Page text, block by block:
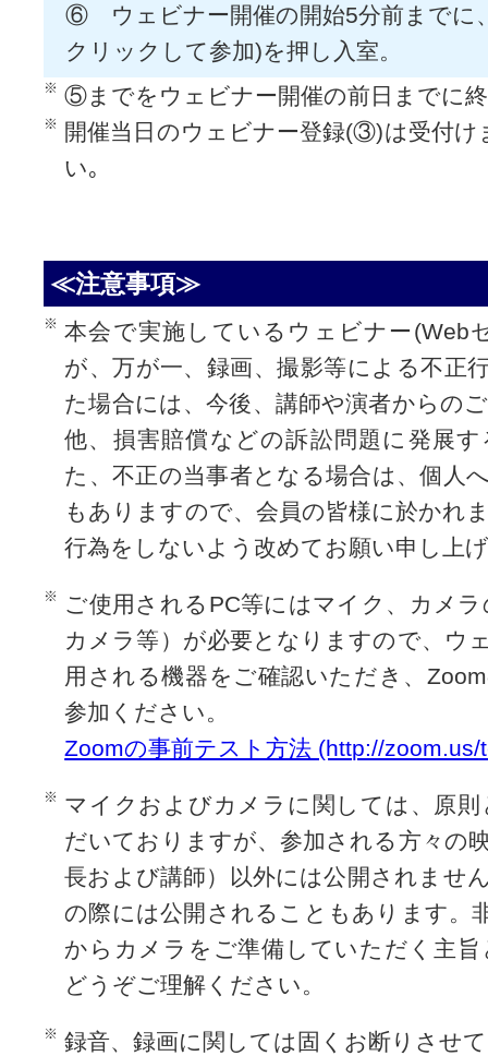
⑥ ウェビナー開催の開始5分前までに
クリックして参加)を押し入室。
⑤までをウェビナー開催の前日までに
開催当日のウェビナー登録(③)は受付け
い｡
≪注意事項≫
本会で実施しているウェビナー(Web
が、万が一、録画、撮影等による不正
た場合には、今後、講師や演者からの
他、損害賠償などの訴訟問題に発展
た、不正の当事者となる場合は、個人
もありますので、会員の皆様に於かれ
行為をしないよう改めてお願い申し上
ご使用されるPC等にはマイク、カメ
カメラ等）が必要となりますので、ウ
用される機器をご確認いただき、
参加ください。
Zoomの事前テスト方法 (http://zoom.us/
マイクおよびカメラに関しては、原
だいておりますが、参加される方々の
長および講師）以外には公開されませ
の際には公開されることもあります。
からカメラをご準備していただく主
どうぞご理解ください。
録音、録画に関しては固くお断りさせ